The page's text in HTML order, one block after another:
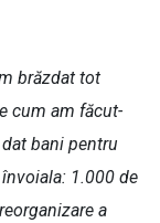
brăzdat tot
cum am făcut-
bani pentru
1.000 de
a